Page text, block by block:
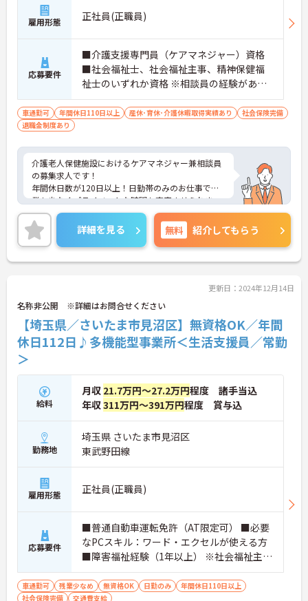
雇用形態 正社員(正職員)
応募要件
■介護支援専門員（ケアマネジャー）資格
■社会福祉士、社会福祉主事、精神保健福
祉士のいずれか資格 ※相談員の経験があれ
ば尚可
車通勤可 年間休日110日以上 産休･育休･介護休暇取得実績あり
社会保険完備
退職金制度あり
介護老人保健施設におけるケアマネジャー兼相談員
の募集求人です！
年間休日数が120日以上！日勤帯のみのお仕事で残
業も少なくプライベートな時間も充実させられま
す！
ご興味ある方には、面接のポイントなど、さらに詳
細をお話致しますのでお気軽にご相談ください。
詳細を見る 無料 紹介してもらう
更新日：2024年12月14日
名称非公開 ※詳細はお問合せください
【埼玉県／さいたま市見沼区】無資格OK／年間
休日112日♪多機能型事業所＜生活支援員／常勤
＞
給料
月収 21.7万円～27.2万円程度 諸手当込
年収311万円～391万円程度 賞与込
勤務地
埼玉県 さいたま市見沼区
東武野田線
雇用形態 正社員(正職員)
応募要件
■普通自動車運転免許（AT限定可） ■必要
なPCスキル：ワード・エクセルが使える方
■障害福祉経験（1年以上） ※社会福祉主事
任用資格 あれば尚可
車通勤可 残業少なめ 無資格OK 日勤のみ
年間休日110日以上
社会保険完備
交通費支給